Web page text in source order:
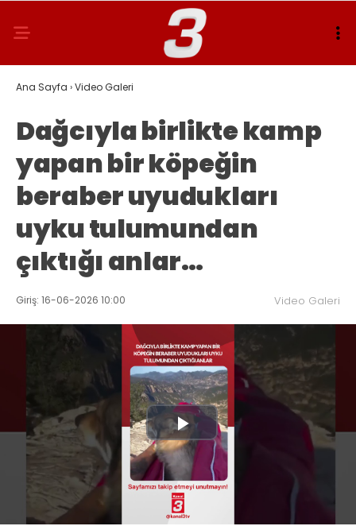
Ana Sayfa ›Video Galeri
Dağcıyla birlikte kamp
yapan bir köpeğin
beraber uyudukları
uyku tulumundan
çıktığı anlar…
Giriş: 16-06-2026 10:00 Video Galeri
Play
Video